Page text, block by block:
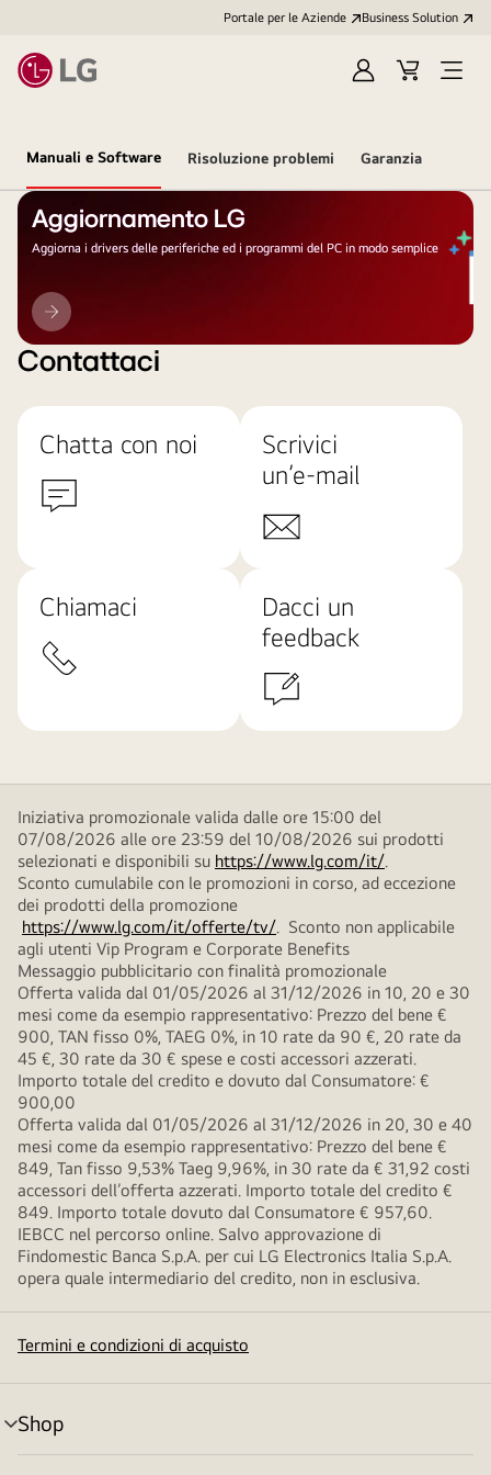
Portale per le Aziende Business Solution
AccediCart
Open
Manuali e Software Risoluzione problemi Garanzia
Aggiornamento LG
Aggiorna i drivers delle periferiche ed i programmi del PC in modo semplice
Aggiornamento
LG
Contattaci
Chatta con noi
Scrivici
un’e-mail
Chiamaci
Dacci un
feedback
Iniziativa promozionale valida dalle ore 15:00 del
07/08/2026 alle ore 23:59 del 10/08/2026 sui prodotti
selezionati e disponibili su https://www.lg.com/it/.
Sconto cumulabile con le promozioni in corso, ad eccezione
dei prodotti della promozione
https://www.lg.com/it/offerte/tv/. Sconto non applicabile
agli utenti Vip Program e Corporate Benefits
Messaggio pubblicitario con finalità promozionale
Offerta valida dal 01/05/2026 al 31/12/2026 in 10, 20 e 30
mesi come da esempio rappresentativo: Prezzo del bene €
900, TAN fisso 0%, TAEG 0%, in 10 rate da 90 €, 20 rate da
45 €, 30 rate da 30 € spese e costi accessori azzerati.
Importo totale del credito e dovuto dal Consumatore: €
900,00
Offerta valida dal 01/05/2026 al 31/12/2026 in 20, 30 e 40
mesi come da esempio rappresentativo: Prezzo del bene €
849, Tan fisso 9,53% Taeg 9,96%, in 30 rate da € 31,92 costi
accessori dell’offerta azzerati. Importo totale del credito €
849. Importo totale dovuto dal Consumatore € 957,60.
IEBCC nel percorso online. Salvo approvazione di
Findomestic Banca S.p.A. per cui LG Electronics Italia S.p.A.
opera quale intermediario del credito, non in esclusiva.
Termini e condizioni di acquisto
Shop
Attivazione
menu